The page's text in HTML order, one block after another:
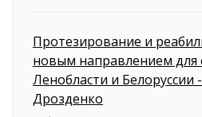
Протезирование и
новым направлением для
Ленобласти и Белоруссии
Дрозденко